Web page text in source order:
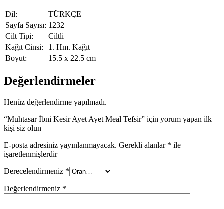
Dil:
TÜRKÇE
Sayfa Sayısı: 1232
Cilt Tipi:
Ciltli
Kağıt Cinsi:
1. Hm. Kağıt
Boyut:
15.5 x 22.5 cm
Değerlendirmeler
Henüz değerlendirme yapılmadı.
“Muhtasar İbni Kesir Ayet Ayet Meal Tefsir” için yorum yapan ilk
kişi siz olun
E-posta adresiniz yayınlanmayacak. Gerekli alanlar * ile
işaretlenmişlerdir
Derecelendirmeniz *
Değerlendirmeniz *